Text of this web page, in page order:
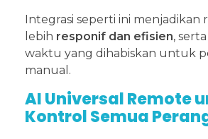
Integrasi seperti ini menjadikan
lebih responif dan efisien,
waktu yang dihabiskan untuk
manual.
AI Universal Remote
Kontrol Semua